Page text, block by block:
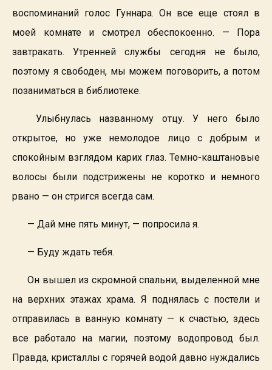
воспоминаний голос Гуннара. Он все еще стоял в
моей комнате и смотрел обеспокоенно. — Пора
завтракать. Утренней службы сегодня не было,
поэтому я свободен, мы можем поговорить, а потом
позаниматься в библиотеке.
Улыбнулась названному отцу. У него было
открытое, но уже немолодое лицо с добрым и
спокойным взглядом карих глаз. Темно-каштановые
волосы были подстрижены не коротко и немного
рвано — он стригся всегда сам.
— Дай мне пять минут, — попросила я.
— Буду ждать тебя.
Он вышел из скромной спальни, выделенной мне
на верхних этажах храма. Я поднялась с постели и
отправилась в ванную комнату — к счастью, здесь
все работало на магии, поэтому водопровод был.
Правда, кристаллы с горячей водой давно нуждались